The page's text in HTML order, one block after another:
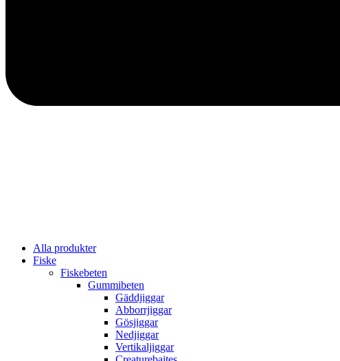
Alla produkter
Fiske
Fiskebeten
Gummibeten
Gäddjiggar
Abborrjiggar
Gösjiggar
Nedjiggar
Vertikaljiggar